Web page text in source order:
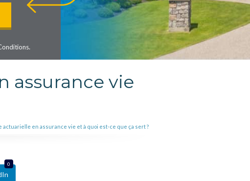
.
assurance vie
actuarielle en assurance vie et à quoi est-ce que ça sert ?
0